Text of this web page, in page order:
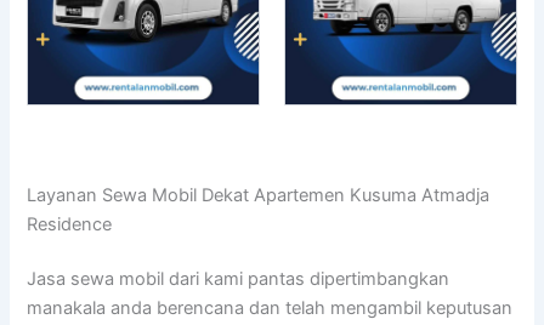
Layanan Sewa Mobil Dekat Apartemen Kusuma Atmadja
Residence
Jasa sewa mobil dari kami pantas dipertimbangkan
manakala anda berencana dan telah mengambil keputusan